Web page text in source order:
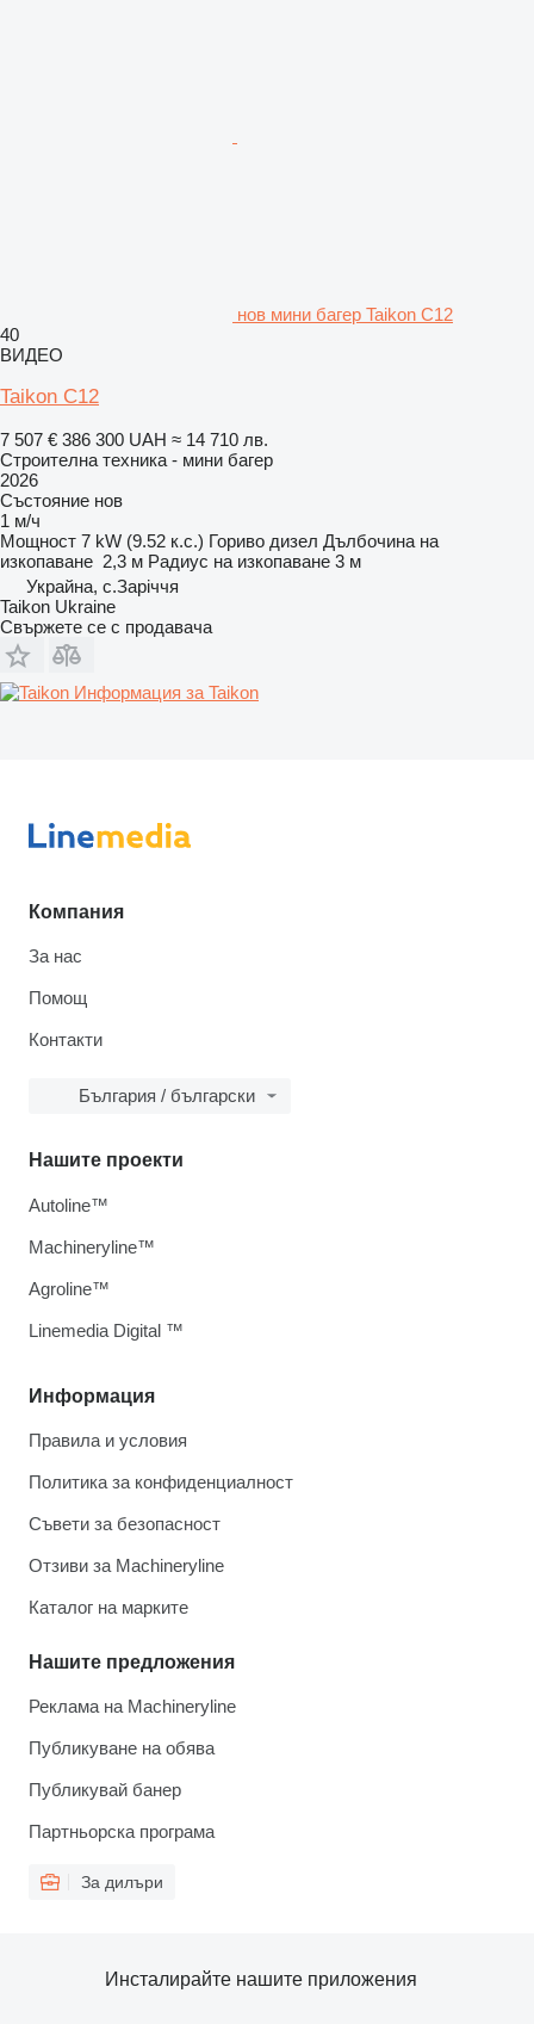
нов мини багер Taikon C12
40
ВИДЕО
Taikon C12
7 507 € 386 300 UAH ≈ 14 710 лв.
Строителна техника - мини багер
2026
Състояние нов
1 м/ч
Мощност 7 kW (9.52 к.с.) Гориво дизел Дълбочина на
изкопаване 2,3 м Радиус на изкопаване 3 м
Украйна, с.Заріччя
Taikon Ukraine
Свържете се с продавача
Информация за Taikon
Компания
За нас
Помощ
Контакти
България / български
Информация
Правила и условия
Политика за конфиденциалност
Съвети за безопасност
Отзиви за Machineryline
Каталог на марките
Нашите предложения
Реклама на Machineryline
Публикуване на обява
Публикувай банер
Партньорска програма
За дилъри
Нашите проекти
Autoline™
Machineryline™
Agroline™
Linemedia Digital ™
Инсталирайте нашите приложения